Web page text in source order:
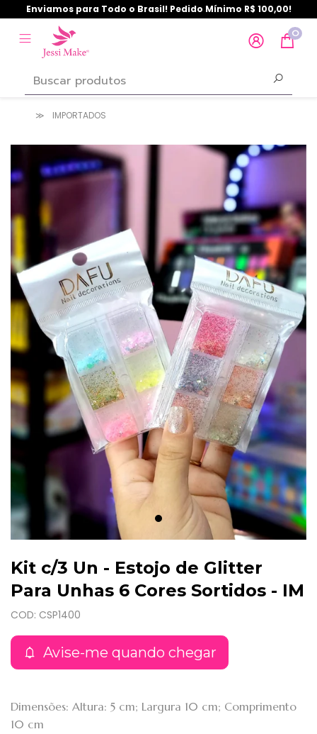
Enviamos para Todo o Brasil! Pedido Mínimo R$ 100,00!
0
IMPORTADOS
Kit c/3 Un - Estojo de Glitter
Para Unhas 6 Cores Sortidos - IM
COD: CSP1400
Avise-me quando chegar
Dimensões: Altura: 5 cm; Largura 10 cm; Comprimento
10 cm